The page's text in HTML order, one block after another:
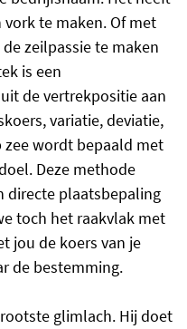
te maken. Of met
zeilpassie te maken
is een
de vertrekpositie aan
variatie, deviatie,
wordt bepaald met
Deze methode
directe plaatsbepaling
toch het raakvlak met
jou de koers van je
de bestemming.
glimlach. Hij doet